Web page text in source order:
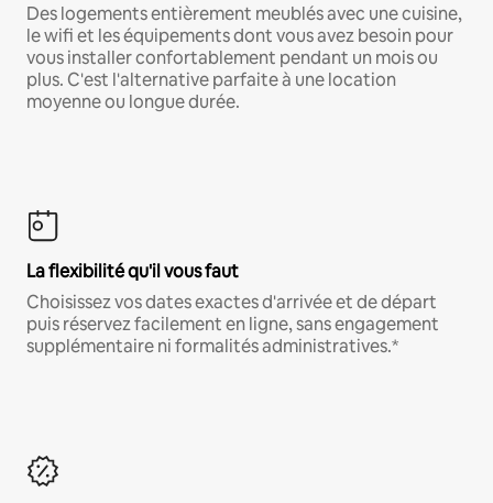
Des logements entièrement meublés avec une cuisine,
le wifi et les équipements dont vous avez besoin pour
vous installer confortablement pendant un mois ou
plus. C'est l'alternative parfaite à une location
moyenne ou longue durée.
La flexibilité qu'il vous faut
Choisissez vos dates exactes d'arrivée et de départ
puis réservez facilement en ligne, sans engagement
supplémentaire ni formalités administratives.*